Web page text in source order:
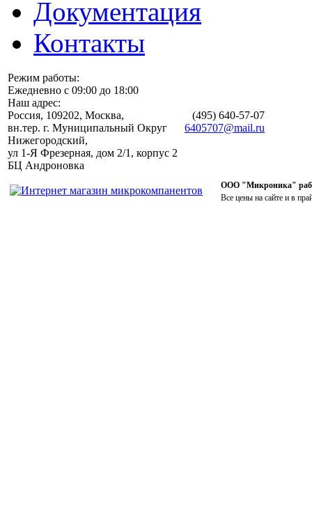
Документация
Контакты
Режим работы:
Ежедневно с 09:00 до 18:00
Наш адрес:
Россия, 109202, Москва,
вн.тер. г. Муниципальный Округ
Нижегородский,
ул 1-Я Фрезерная, дом 2/1, корпус 2
БЦ Андроновка
(495) 640-57-07
6405707@mail.ru
ООО "Микроника"
Все цены на сайте и в